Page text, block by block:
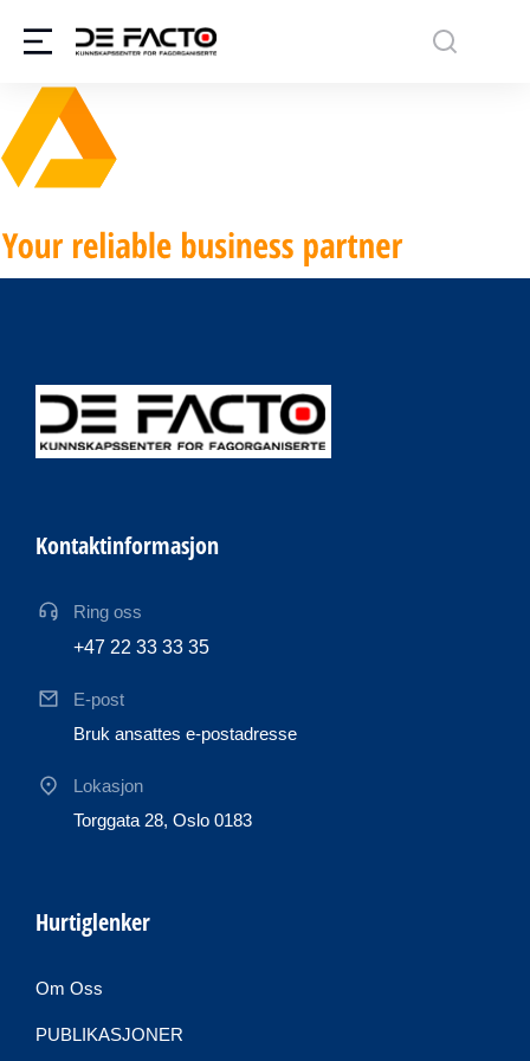
Kontaktinformasjon
Ring oss
+47 22 33 33 35
E-post
Bruk ansattes e-postadresse
Lokasjon
Torggata 28, Oslo 0183
Hurtiglenker
Om Oss
PUBLIKASJONER